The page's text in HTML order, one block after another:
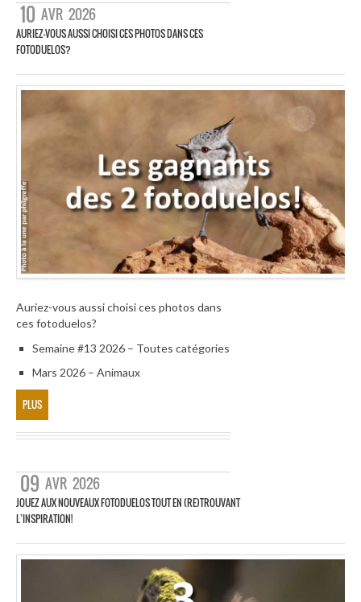
10 AVR 2026
AURIEZ-VOUS AUSSI CHOISI CES PHOTOS DANS CES
FOTODUELOS?
Auriez-vous aussi choisi ces photos dans
ces fotoduelos?
Semaine #13 2026 – Toutes catégories
Mars 2026 – Animaux
PLUS
09 AVR 2026
JOUEZ AUX NOUVEAUX FOTODUELOS TOUT EN (RE)TROUVANT
L’INSPIRATION!